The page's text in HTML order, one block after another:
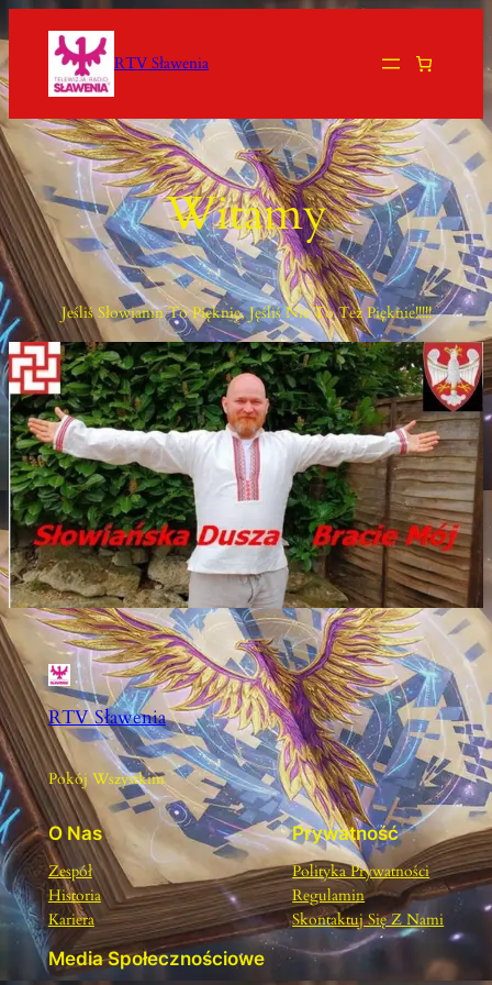
Do
Treści
RTV Sławenia
Witamy
Jeśliś Słowianin To Pięknię, Jęśliś Nie To Też Pięknie!!!!!
RTV Sławenia
Pokój Wszystkim
O Nas
Zespół
Historia
Kariera
Prywatność
Polityka Prywatności
Regulamin
Skontaktuj Się Z Nami
Media Społecznościowe